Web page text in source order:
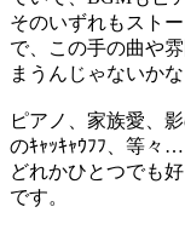
そのいずれもスト
で、この手の曲や
まうんじゃないかな
ピアノ、家族愛、
のｷｬｯｷｬｳﾌﾌ、等々
どれかひとつでも
です。